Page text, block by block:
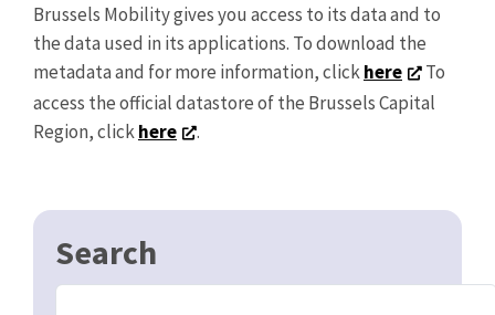
Brussels Mobility gives you access to its data and to
the data used in its applications. To download the
metadata and for more information, clickhere
To
access the official datastore of the Brussels Capital
Region, clickhere .
Search